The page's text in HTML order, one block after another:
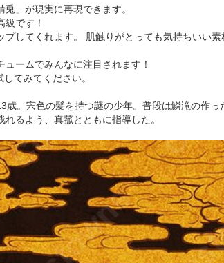
」が現実に再現できます。
です！
してくれます。 肌触りがとっても気持ちいい
ームでみんなに注目されます！
てみてください。
。宍色の髪を持つ謎の少年。普段は鱗滝の作っ
るよう、真菰とともに指導した。